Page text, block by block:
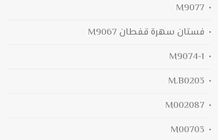
M9077
فستان سهرة قفطان M9067
M9074-1
M.B0203
M002087
M00703